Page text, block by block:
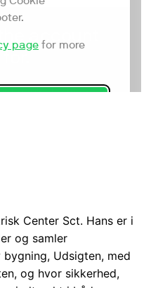
Center Sct. Hans er i
og samler
Udsigten, med
og hvor sikkerhed,